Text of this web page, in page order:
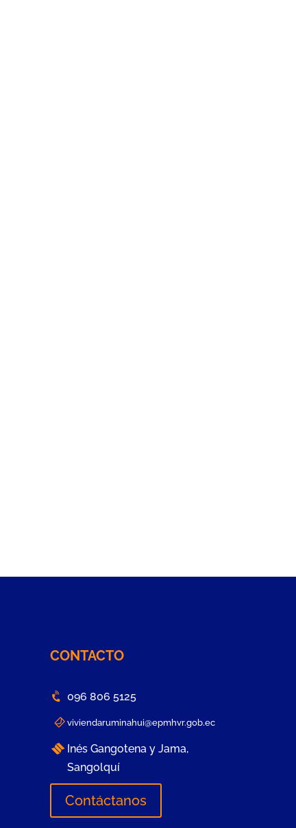
CONTACTO
096 806 5125
viviendaruminahui@epmhvr.gob.ec
Inés Gangotena y Jama,
Sangolquí
Contáctanos